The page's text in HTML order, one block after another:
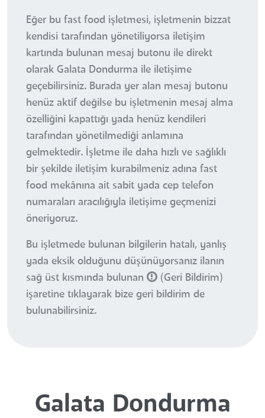
Eğer bu fast food işletmesi, işletmenin bizzat
kendisi tarafından yönetiliyorsa iletişim
kartında bulunan mesaj butonu ile direkt
olarak Galata Dondurma ile iletişime
geçebilirsiniz. Burada yer alan mesaj butonu
henüz aktif değilse bu işletmenin mesaj alma
özelliğini kapattığı yada henüz kendileri
tarafından yönetilmediği anlamına
gelmektedir. İşletme ile daha hızlı ve sağlıklı
bir şekilde iletişim kurabilmeniz adına fast
food mekânına ait sabit yada cep telefon
numaraları aracılığıyla iletişime geçmenizi
öneriyoruz.
Bu işletmede bulunan bilgilerin hatalı, yanlış
yada eksik olduğunu düşünüyorsanız ilanın
sağ üst kısmında bulunan
(Geri Bildirim)
işaretine tıklayarak bize geri bildirim de
bulunabilirsiniz.
Galata Dondurma